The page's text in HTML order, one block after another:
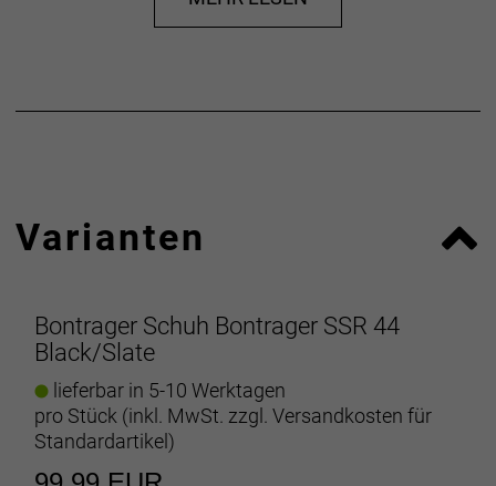
Varianten
Bontrager Schuh Bontrager SSR 44
Black/Slate
lieferbar in 5-10 Werktagen
pro Stück (inkl. MwSt. zzgl. Versandkosten für
Standardartikel)